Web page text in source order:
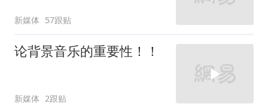
新媒体 57跟贴
论背景音乐的重要性！！
新媒体 2跟贴